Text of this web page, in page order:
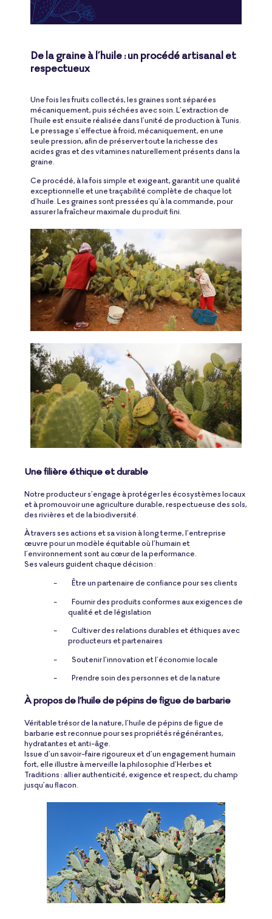
De la graine à l’huile : un procédé artisanal et
respectueux
Une fois les fruits collectés, les graines sont séparées
mécaniquement, puis séchées avec soin. L’extraction de
l’huile est ensuite réalisée dans l’unité de production à Tunis.
Le pressage s’effectue à froid, mécaniquement, en une
seule pression, afin de préserver toute la richesse des
acides gras et des vitamines naturellement présents dans la
graine.
Ce procédé, à la fois simple et exigeant, garantit une qualité
exceptionnelle et une traçabilité complète de chaque lot
d’huile. Les graines sont pressées qu’à la commande, pour
assurer la fraîcheur maximale du produit fini.
Une filière éthique et durable
Notre producteur s’engage à protéger les écosystèmes locaux
et à promouvoir une agriculture durable, respectueuse des sols,
des rivières et de la biodiversité.
À travers ses actions et sa vision à long terme, l’entreprise
œuvre pour un modèle équitable où l’humain et
l’environnement sont au cœur de la performance.
Ses valeurs guident chaque décision :
-
Être un partenaire de confiance pour ses clients
-
Fournir des produits conformes aux exigences de
qualité et de législation
-
Cultiver des relations durables et éthiques avec
producteurs et partenaires
-
Soutenir l’innovation et l’économie locale
-
Prendre soin des personnes et de la nature
À propos de l’huile de pépins de figue de barbarie
Véritable trésor de la nature, l’huile de pépins de figue de
barbarie est reconnue pour ses propriétés régénérantes,
hydratantes et anti-âge.
Issue d’un savoir-faire rigoureux et d’un engagement humain
fort, elle illustre à merveille la philosophie d’Herbes et
Traditions : allier authenticité, exigence et respect, du champ
jusqu’au flacon.